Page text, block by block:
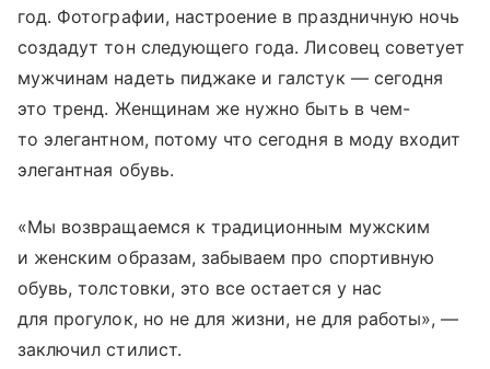
год. Фотографии, настроение в праздничную ночь
создадут тон следующего года. Лисовец советует
мужчинам надеть пиджаке и галстук — сегодня
это тренд. Женщинам же нужно быть в чем-
то элегантном, потому что сегодня в моду входит
элегантная обувь.
«Мы возвращаемся к традиционным мужским
и женским образам, забываем про спортивную
обувь, толстовки, это все остается у нас
для прогулок, но не для жизни, не для работы», —
заключил стилист.